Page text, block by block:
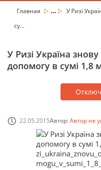
Главная ...
У Ризі
су...
У Ризі Україна
допомогу в сумі 1,8
22.05.2015Автор:Автор не